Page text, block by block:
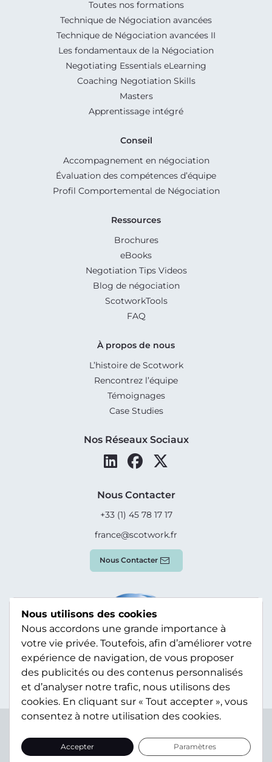
Toutes nos formations
Technique de Négociation avancées
Technique de Négociation avancées II
Les fondamentaux de la Négociation
Negotiating Essentials eLearning
Coaching Negotiation Skills
Masters
Apprentissage intégré
Conseil
Accompagnement en négociation
Évaluation des compétences d’équipe
Profil Comportemental de Négociation
Ressources
Brochures
eBooks
Negotiation Tips Videos
Blog de négociation
ScotworkTools
FAQ
À propos de nous
L’histoire de Scotwork
Rencontrez l’équipe
Témoignages
Case Studies
Nos Réseaux Sociaux
Nous Contacter
+33 (1) 45 78 17 17
france@scotwork.fr
Nous Contacter
Statement
Sitemap
© Scotwork Limited 2026
Nous utilisons des cookies
Nous accordons une grande importance à
votre vie privée. Toutefois, afin d’améliorer votre
expérience de navigation, de vous proposer
des publicités ou des contenus personnalisés
et d’analyser notre trafic, nous utilisons des
cookies. En cliquant sur « Tout accepter », vous
consentez à notre utilisation des cookies.
Accepter Paramètres